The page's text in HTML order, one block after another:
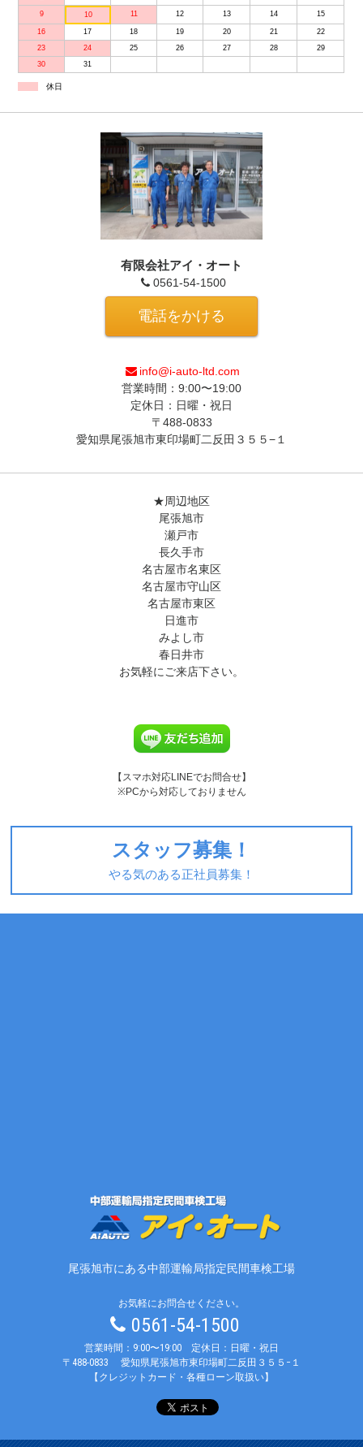
9 10 11 12 13 14 15
16 17 18 19 20 21
22
23
24 25 26 27 28
29
30
31
休日
有限会社アイ・オート
0561-54-1500
電話をかける
info@i-auto-ltd.com
営業時間：9:00〜19:00
定休日：日曜・祝日
〒488-0833
愛知県尾張旭市東印場町二反田３５５−１
★周辺地区
尾張旭市
瀬戸市
長久手市
名古屋市名東区
名古屋市守山区
名古屋市東区
日進市
みよし市
春日井市
お気軽にご来店下さい。
【スマホ対応LINEでお問合せ】
※PCから対応しておりません
スタッフ募集！
やる気のある正社員募集！
尾張旭市にある中部運輸局指定民間車検工場
お気軽にお問合せください。
0561-54-1500
営業時間：9:00〜19:00 定休日：日曜・祝日
〒488-0833
愛知県尾張旭市東印場町二反田３５５−１
【クレジットカード・各種ローン取扱い】